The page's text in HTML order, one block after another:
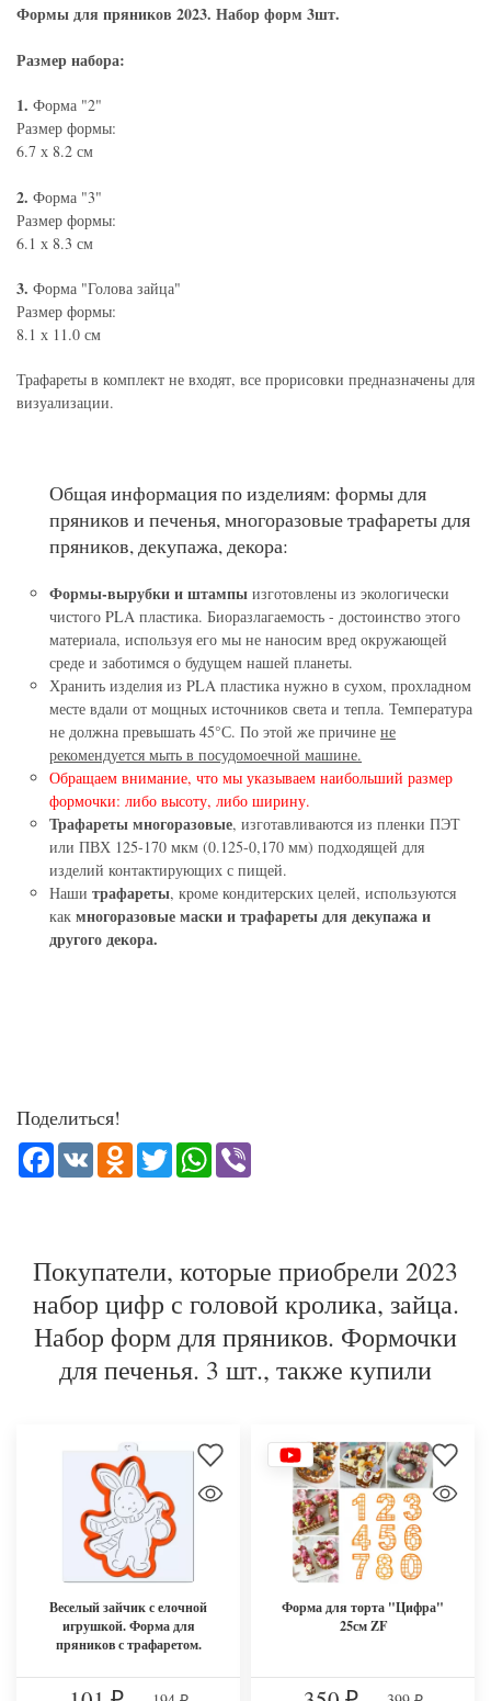
Формы для пряников 2023. Набор форм 3шт.
Размер набора:
1. Форма "2"
Размер формы:
6.7 х 8.2 см
2. Форма "3"
Размер формы:
6.1 х 8.3 см
3. Форма "Голова зайца"
Размер формы:
8.1 х 11.0 см
Трафареты в комплект не входят, все прорисовки предназначены для
визуализации.
Общая информация по изделиям: формы для
пряников и печенья, многоразовые трафареты для
пряников, декупажа, декора:
Формы-вырубки и штампы изготовлены из экологически
чистого PLA пластика. Биоразлагаемость - достоинство этого
материала, используя его мы не наносим вред окружающей
среде и заботимся о будущем нашей планеты.
Хранить изделия из PLA пластика нужно в сухом, прохладном
месте вдали от мощных источников света и тепла. Температура
не должна превышать 45°С. По этой же причине не
рекомендуется мыть в посудомоечной машине.
Обращаем внимание, что мы указываем наибольший размер
формочки: либо высоту, либо ширину.
Трафареты многоразовые, изготавливаются из пленки ПЭТ
или ПВХ 125-170 мкм (0.125-0,170 мм) подходящей для
изделий контактирующих с пищей.
Наши трафареты, кроме кондитерских целей, используются
как многоразовые маски и трафареты для декупажа и
другого декора.
Поделиться!
Facebook
VK Odnoklassniki
TwitterWhatsApp
Покупатели, которые приобрели 2023
набор цифр с головой кролика, зайца.
Набор форм для пряников. Формочки
для печенья. 3 шт., также купили
Веселый зайчик с елочной
игрушкой. Форма для
пряников с трафаретом.
Форма для торта "Цифра"
25см ZF